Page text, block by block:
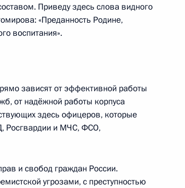
1
Приведу здесь слова видного
«Преданность Родине,
воспитания».
зависят от эффективной работы
от надёжной работы корпуса
здесь офицеров, которые
Росгвардии и МЧС, ФСО,
и свобод граждан России.
угрозами, с преступностью